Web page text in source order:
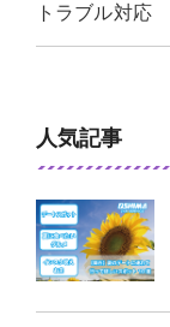
トラブル対応
人気記事